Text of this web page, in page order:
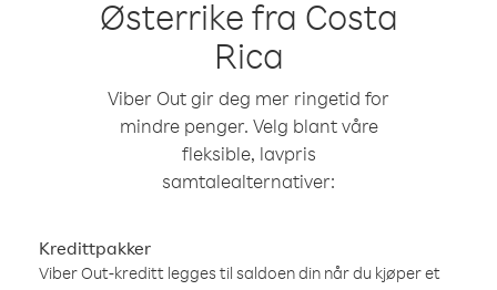
Østerrike fra Costa
Rica
Viber Out gir deg mer ringetid for
mindre penger. Velg blant våre
fleksible, lavpris
samtalealternativer:
Kredittpakker
Viber Out-kreditt legges til saldoen din når du kjøper et